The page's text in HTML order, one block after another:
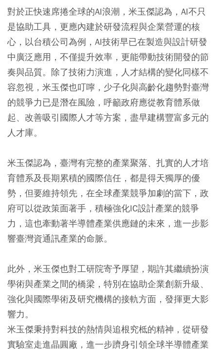
對於正快速席捲全球的AI浪潮，米玉傑認為，AI不只
是協助工具，更應內建於研發流程與企業營運的核
心，以台積公司為例，AI技術早已在製造與設計研發
中廣泛應用，不僅提升效率，更能帶動技術開發的節
奏與品質。除了技術力演進，人才結構的變化同樣不
容忽視，米玉傑也叮嚀，少子化與高齡化趨勢對臺灣
的競爭力已是潛在風險，呼籲政府應從教育體系做
起、改善吸引國際人才等方案，盡早建構豐富多元的
人才庫。
米玉傑認為，臺灣有完整的產業聚落、扎實的人才培
育體系及長期累積的國際信任，都是得天獨厚的優
勢，但要維持領先，在全球產業競爭加劇的當下，政
府可以從政策面著手，積極強化IC設計產業的競爭
力，這也牽動著半導體產業供應鏈的未來，進一步影
響臺灣資通訊產業的命脈。
此外，米玉傑也對工研院寄予厚望，期許其繼續扮演
學術與產業之間的橋梁，特別在協助企業創新升級、
強化與國際學術及研究機構的接軌方面，發揮更大影
響力。
米玉傑秉持對科技的熱情與追根究柢的精神，從研發
實驗室走進晶圓廠，進一步躋身引領全球半導體產業